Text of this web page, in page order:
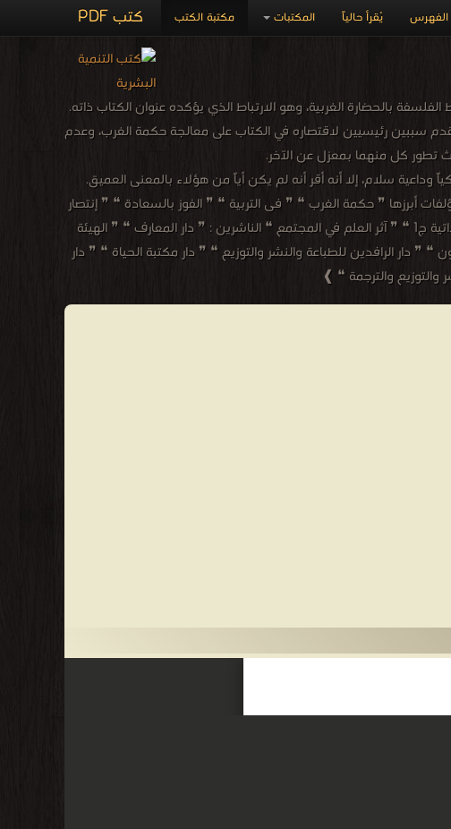
كتب PDF مكتبة الكتب المكتبات يُقرأ حالياً الفهرس
بالحضارة الغربية، وهو الارتباط الذي يؤكده عنوان الكتاب ذاته.
سببين رئيسيين لاقتصاره في الكتاب على معالجة حكمة الغرب، وعدم
تطور كل منهما بمعزل عن الآخر.
سلام، إلا أنه أقر أنه لم يكن أياً من هؤلاء بالمعنى العميق.
عمر ناهز الـ 100 عاما. ❰ له مجموعة من الإنجازات والمؤلفات أبرزها ❞ حكمة الغرب ❝ ❞ فى التربية ❝ ❞ الفوز بالسعادة ❝ ❞ إنتصار
السعادة ❝ ❞ تاريخ الفلسفة الغربية الكتاب الثالث الفلسفة الحديثة ❝ ❞ أصول الرياضيات جزئين ❝ ❞ بحوث غير مألوفة ❝ ❞ سيرتى الذاتية ج1 ❝ ❞ آثر العلم في المجتمع ❝ الناشرين : ❞ دار المعارف ❝ ❞ الهيئة
❞ دار الرافدين للطباعة والنشر والتوزيع ❝ ❞ دار مكتبة الحياة ❝ ❞ دار
والتوزيع والترجمة ❝ ❱